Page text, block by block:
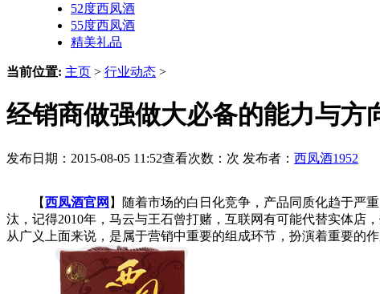
52度西凤酒
55度西凤酒
精美礼品
当前位置: 主页 > 行业动态 >
经销商做强做大必备的能力与方
发布日期：2015-08-05 11:52查看次数： 次 发布者： 西凤酒1952
【西凤酒官网 】随着市场的白日化竞争，产品同质化趋于严
汰，记得2010年，马云与王石曾打赌，互联网有可能代替实体店
从广义上面来说，是属于营销中重要的组成环节，扮演着重要的